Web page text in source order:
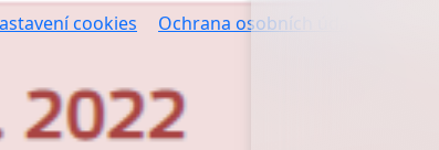
cookies
Ochrana osobních údajů